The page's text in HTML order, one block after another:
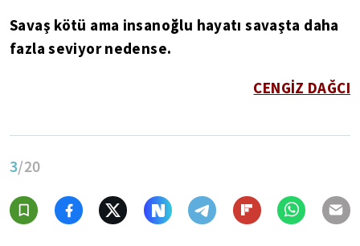
Savaş kötü ama insanoğlu hayatı savaşta daha
fazla seviyor nedense.
CENGİZ DAĞCI
3/20